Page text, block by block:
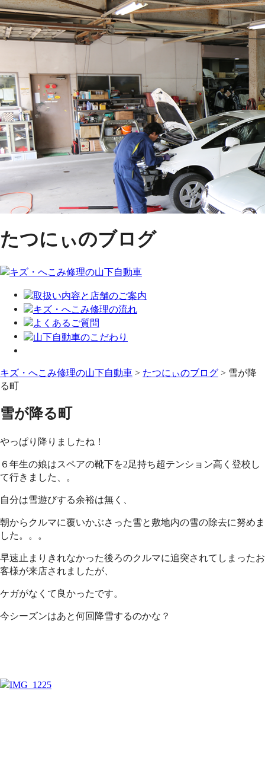
たつにぃのブログ
キズ・へこみ修理の山下自動車 > たつにぃのブログ > 雪が降
る町
雪が降る町
やっぱり降りましたね！
６年生の娘はスペアの靴下を2足持ち超テンション高く登校し
て行きました、。
自分は雪遊びする余裕は無く、
朝からクルマに覆いかぶさった雪と敷地内の雪の除去に努めま
した。。。
早速止まりきれなかった後ろのクルマに追突されてしまったお
客様が来店されましたが、
ケガがなくて良かったです。
今シーズンはあと何回降雪するのかな？